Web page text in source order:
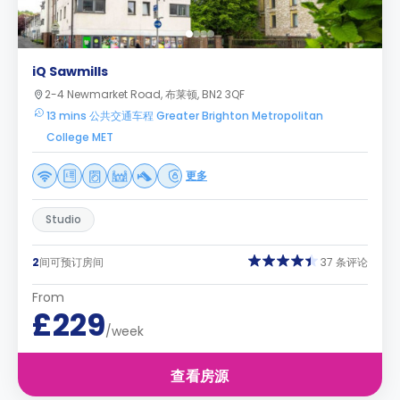
iQ Sawmills
2-4 Newmarket Road, 布莱顿, BN2 3QF
13 mins 公共交通车程 Greater Brighton Metropolitan
College MET
更多
Studio
2间可预订房间 37 条评论
From
£229/week
查看房源